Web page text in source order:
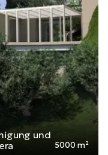
und
5000 m²